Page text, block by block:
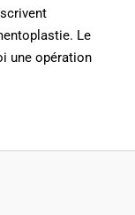
Le
une opération